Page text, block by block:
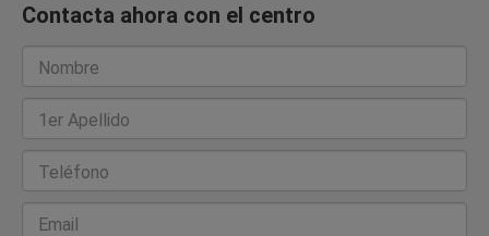
Contacta ahora con el centro
Nombre
1er Apellido
Teléfono
Email